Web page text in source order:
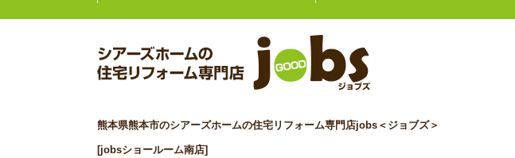
熊本県熊本市のシアーズホームの住宅リフォーム専門店jobs＜ジョブズ＞
[jobsショールーム南店]